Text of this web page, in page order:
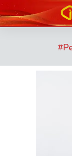
#